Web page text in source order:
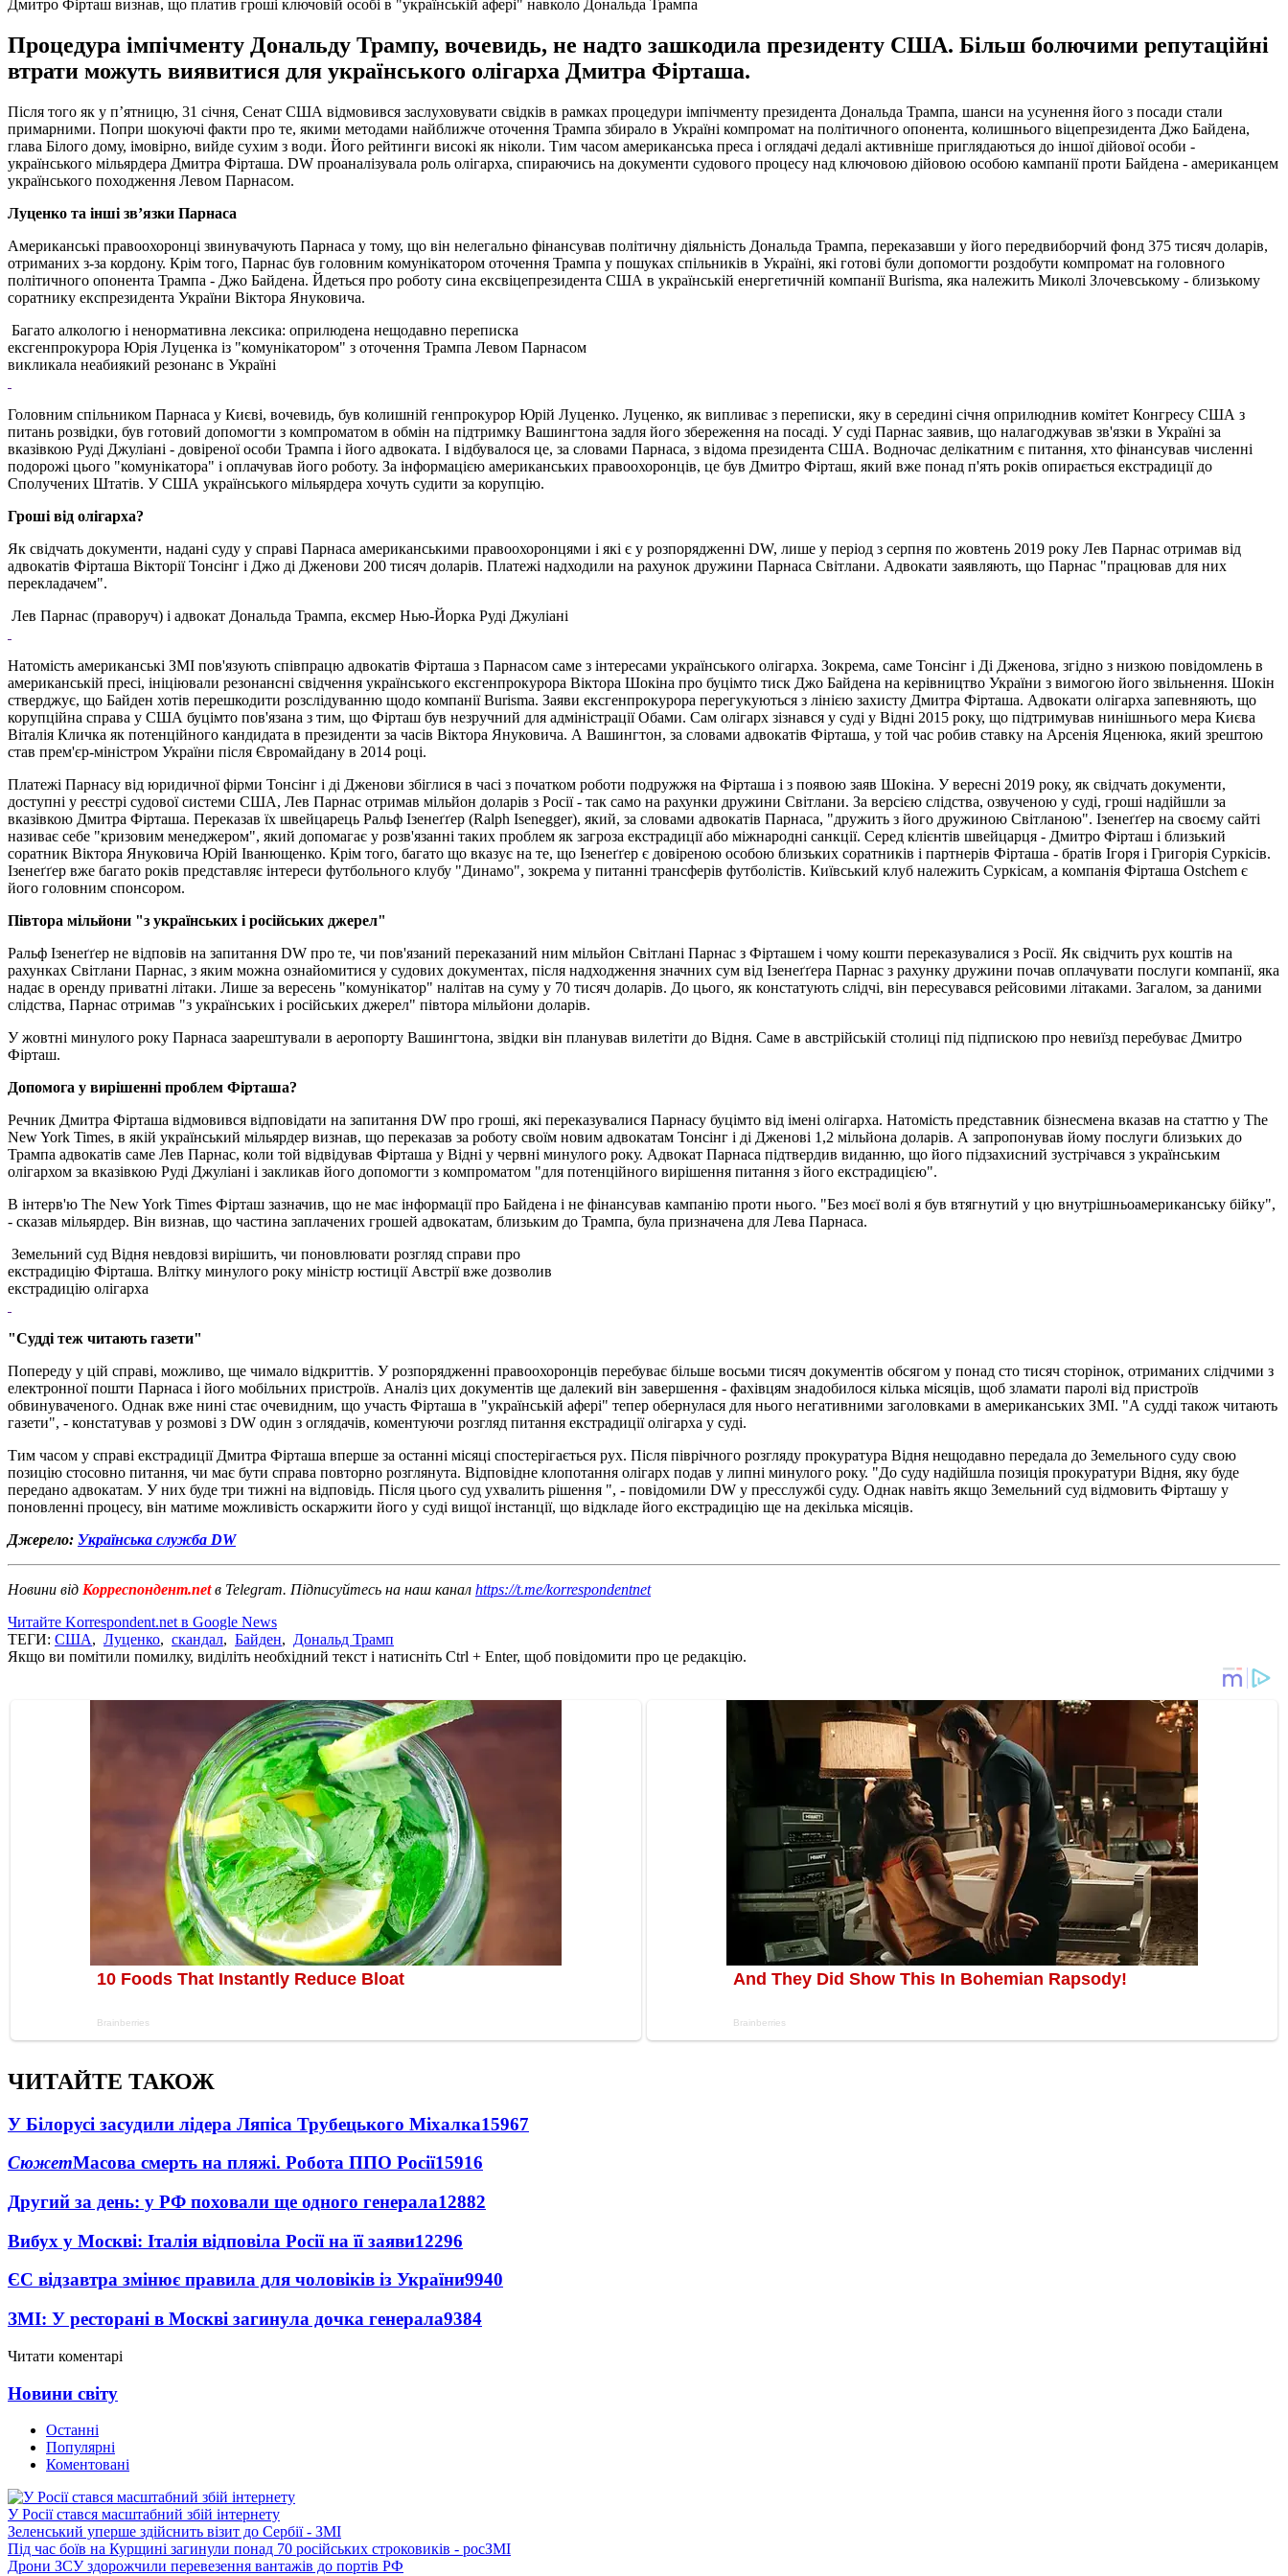
Дмитро Фірташ визнав, що платив гроші ключовій особі в "українській афері" навколо Дональда Трампа
Процедура імпічменту Дональду Трампу, вочевидь, не надто зашкодила президенту США. Більш болючими репутаційні
втрати можуть виявитися для українського олігарха Дмитра Фірташа.
Після того як у п’ятницю, 31 січня, Сенат США відмовився заслуховувати свідків в рамках процедури імпічменту президента Дональда Трампа, шанси на усунення його з посади стали
примарними. Попри шокуючі факти про те, якими методами найближче оточення Трампа збирало в Україні компромат на політичного опонента, колишнього віцепрезидента Джо Байдена,
глава Білого дому, імовірно, вийде сухим з води. Його рейтинги високі як ніколи. Тим часом американська преса і оглядачі дедалі активніше приглядаються до іншої дійової особи -
українського мільярдера Дмитра Фірташа. DW проаналізувала роль олігарха, спираючись на документи судового процесу над ключовою дійовою особою кампанії проти Байдена - американцем
українського походження Левом Парнасом.
Луценко та інші зв’язки Парнаса
Американські правоохоронці звинувачують Парнаса у тому, що він нелегально фінансував політичну діяльність Дональда Трампа, переказавши у його передвиборчий фонд 375 тисяч доларів,
отриманих з-за кордону. Крім того, Парнас був головним комунікатором оточення Трампа у пошуках спільників в Україні, які готові були допомогти роздобути компромат на головного
політичного опонента Трампа - Джо Байдена. Йдеться про роботу сина ексвіцепрезидента США в українській енергетичній компанії Burisma, яка належить Миколі Злочевському - близькому
соратнику експрезидента України Віктора Януковича.
Багато алкологю і ненормативна лексика: оприлюдена нещодавно переписка
ексгенпрокурора Юрія Луценка із "комунікатором" з оточення Трампа Левом Парнасом
викликала неабиякий резонанс в Україні
Головним спільником Парнаса у Києві, вочевидь, був колишній генпрокурор Юрій Луценко. Луценко, як випливає з переписки, яку в середині січня оприлюднив комітет Конгресу США з
питань розвідки, був готовий допомогти з компроматом в обмін на підтримку Вашингтона задля його збереження на посаді. У суді Парнас заявив, що налагоджував зв'язки в Україні за
вказівкою Руді Джуліані - довіреної особи Трампа і його адвоката. І відбувалося це, за словами Парнаса, з відома президента США. Водночас делікатним є питання, хто фінансував численні
подорожі цього "комунікатора" і оплачував його роботу. За інформацією американських правоохоронців, це був Дмитро Фірташ, який вже понад п'ять років опирається екстрадиції до
Сполучених Штатів. У США українського мільярдера хочуть судити за корупцію.
Гроші від олігарха?
Як свідчать документи, надані суду у справі Парнаса американськими правоохоронцями і які є у розпорядженні DW, лише у період з серпня по жовтень 2019 року Лев Парнас отримав від
адвокатів Фірташа Вікторії Тонсінг і Джо ді Дженови 200 тисяч доларів. Платежі надходили на рахунок дружини Парнаса Світлани. Адвокати заявляють, що Парнас "працював для них
перекладачем".
Лев Парнас (праворуч) і адвокат Дональда Трампа, ексмер Нью-Йорка Руді Джуліані
Натомість американські ЗМІ пов'язують співпрацю адвокатів Фірташа з Парнасом саме з інтересами українського олігарха. Зокрема, саме Тонсінг і Ді Дженова, згідно з низкою повідомлень в
американській пресі, ініціювали резонансні свідчення українського ексгенпрокурора Віктора Шокіна про буцімто тиск Джо Байдена на керівництво України з вимогою його звільнення. Шокін
стверджує, що Байден хотів перешкодити розслідуванню щодо компанії Burisma. Заяви ексгенпрокурора перегукуються з лінією захисту Дмитра Фірташа. Адвокати олігарха запевняють, що
корупційна справа у США буцімто пов'язана з тим, що Фірташ був незручний для адміністрації Обами. Сам олігарх зізнався у суді у Відні 2015 року, що підтримував нинішнього мера Києва
Віталія Кличка як потенційного кандидата в президенти за часів Віктора Януковича. А Вашингтон, за словами адвокатів Фірташа, у той час робив ставку на Арсенія Яценюка, який зрештою
став прем'єр-міністром України після Євромайдану в 2014 році.
Платежі Парнасу від юридичної фірми Тонсінг і ді Дженови збіглися в часі з початком роботи подружжя на Фірташа і з появою заяв Шокіна. У вересні 2019 року, як свідчать документи,
доступні у реєстрі судової системи США, Лев Парнас отримав мільйон доларів з Росії - так само на рахунки дружини Світлани. За версією слідства, озвученою у суді, гроші надійшли за
вказівкою Дмитра Фірташа. Переказав їх швейцарець Ральф Ізенеґґер (Ralph Isenegger), який, за словами адвокатів Парнаса, "дружить з його дружиною Світланою". Ізенеґґер на своєму сайті
називає себе "кризовим менеджером", який допомагає у розв'язанні таких проблем як загроза екстрадиції або міжнародні санкції. Серед клієнтів швейцарця - Дмитро Фірташ і близький
соратник Віктора Януковича Юрій Іванющенко. Крім того, багато що вказує на те, що Ізенеґґер є довіреною особою близьких соратників і партнерів Фірташа - братів Ігоря і Григорія Суркісів.
Ізенеґґер вже багато років представляє інтереси футбольного клубу "Динамо", зокрема у питанні трансферів футболістів. Київський клуб належить Суркісам, а компанія Фірташа Ostchem є
його головним спонсором.
Півтора мільйони "з українських і російських джерел"
Ральф Ізенеґґер не відповів на запитання DW про те, чи пов'язаний переказаний ним мільйон Світлані Парнас з Фірташем і чому кошти переказувалися з Росії. Як свідчить рух коштів на
рахунках Світлани Парнас, з яким можна ознайомитися у судових документах, після надходження значних сум від Ізенеґґера Парнас з рахунку дружини почав оплачувати послуги компанії, яка
надає в оренду приватні літаки. Лише за вересень "комунікатор" налітав на суму у 70 тисяч доларів. До цього, як констатують слідчі, він пересувався рейсовими літаками. Загалом, за даними
слідства, Парнас отримав "з українських і російських джерел" півтора мільйони доларів.
У жовтні минулого року Парнаса заарештували в аеропорту Вашингтона, звідки він планував вилетіти до Відня. Саме в австрійській столиці під підпискою про невиїзд перебуває Дмитро
Фірташ.
Допомога у вирішенні проблем Фірташа?
Речник Дмитра Фірташа відмовився відповідати на запитання DW про гроші, які переказувалися Парнасу буцімто від імені олігарха. Натомість представник бізнесмена вказав на статтю у The
New York Times, в якій український мільярдер визнав, що переказав за роботу своїм новим адвокатам Тонсінг і ді Дженові 1,2 мільйона доларів. А запропонував йому послуги близьких до
Трампа адвокатів саме Лев Парнас, коли той відвідував Фірташа у Відні у червні минулого року. Адвокат Парнаса підтвердив виданню, що його підзахисний зустрічався з українським
олігархом за вказівкою Руді Джуліані і закликав його допомогти з компроматом "для потенційного вирішення питання з його екстрадицією".
В інтерв'ю The New York Times Фірташ зазначив, що не має інформації про Байдена і не фінансував кампанію проти нього. "Без моєї волі я був втягнутий у цю внутрішньоамериканську бійку",
- сказав мільярдер. Він визнав, що частина заплачених грошей адвокатам, близьким до Трампа, була призначена для Лева Парнаса.
Земельний суд Відня невдовзі вирішить, чи поновлювати розгляд справи про
екстрадицію Фірташа. Влітку минулого року міністр юстиції Австрії вже дозволив
екстрадицію олігарха
"Судді теж читають газети"
Попереду у цій справі, можливо, ще чимало відкриттів. У розпорядженні правоохоронців перебуває більше восьми тисяч документів обсягом у понад сто тисяч сторінок, отриманих слідчими з
електронної пошти Парнаса і його мобільних пристроїв. Аналіз цих документів ще далекий він завершення - фахівцям знадобилося кілька місяців, щоб зламати паролі від пристроїв
обвинуваченого. Однак вже нині стає очевидним, що участь Фірташа в "українській афері" тепер обернулася для нього негативними заголовками в американських ЗМІ. "А судді також читають
газети", - констатував у розмові з DW один з оглядачів, коментуючи розгляд питання екстрадиції олігарха у суді.
Тим часом у справі екстрадиції Дмитра Фірташа вперше за останні місяці спостерігається рух. Після піврічного розгляду прокуратура Відня нещодавно передала до Земельного суду свою
позицію стосовно питання, чи має бути справа повторно розглянута. Відповідне клопотання олігарх подав у липні минулого року. "До суду надійшла позиція прокуратури Відня, яку буде
передано адвокатам. У них буде три тижні на відповідь. Після цього суд ухвалить рішення ", - повідомили DW у пресслужбі суду. Однак навіть якщо Земельний суд відмовить Фірташу у
поновленні процесу, він матиме можливість оскаржити його у суді вищої інстанції, що відкладе його екстрадицію ще на декілька місяців.
Джерело: Українська служба DW
Новини від Корреспондент.netв Telegram. Підписуйтесь на наш канал https://t.me/korrespondentnet
Читайте Korrespondent.net в Google News
ТЕГИ: США, Луценко, скандал, Байден, Дональд Трамп
Якщо ви помітили помилку, виділіть необхідний текст і натисніть Ctrl + Enter, щоб повідомити про це редакцію.
ЧИТАЙТЕ ТАКОЖ
У Білорусі засудили лідера Ляпіса Трубецького Міхалка15967
СюжетМасова смерть на пляжі. Робота ППО Росії15916
Другий за день: у РФ поховали ще одного генерала12882
Вибух у Москві: Італія відповіла Росії на її заяви12296
ЄС відзавтра змінює правила для чоловіків із України9940
ЗМІ: У ресторані в Москві загинула дочка генерала9384
Читати коментарі
Новини світу
Останні
Популярні
Коментовані
У Росії стався масштабний збій інтернету
Зеленський уперше здійснить візит до Сербії - ЗМІ
Під час боїв на Курщині загинули понад 70 російських строковиків - росЗМІ
Дрони ЗСУ здорожчили перевезення вантажів до портів РФ